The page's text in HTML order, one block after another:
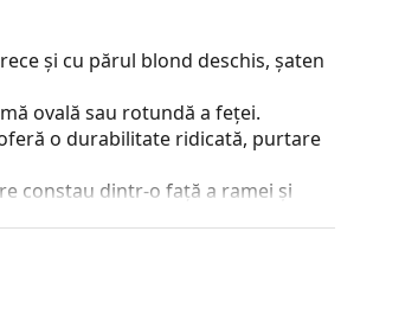
și cu părul blond deschis, șaten
ovală sau rotundă a feței.
o durabilitate ridicată, purtare
constau dintr-o față a ramei și
complet lentila și, în
potrivit pentru toate lentilele,
ceea ce duce la un confort mai